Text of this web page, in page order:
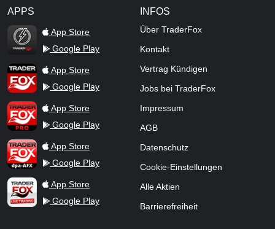
APPS
TraderFox Flash
App Store
Google Play
TraderFox AppApp Store
Google Play
TraderFox ProApp Store
Google Play
TraderFox dpa-AFX ProFeed
App Store
Google Play
TraderFox Live Trading
App Store
Google Play
INFOS
Über TraderFox
Kontakt
Vertrag Kündigen
Jobs bei TraderFox
Impressum
AGB
Datenschutz
Cookie-Einstellungen
Alle Aktien
Barrierefreiheit